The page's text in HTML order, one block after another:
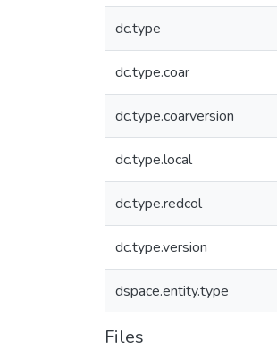
dc.type
dc.type.coar
dc.type.coarversion
dc.type.local
dc.type.redcol
dc.type.version
dspace.entity.type
Files